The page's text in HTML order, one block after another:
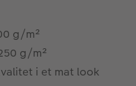
g/m²
g/m²
i et mat look